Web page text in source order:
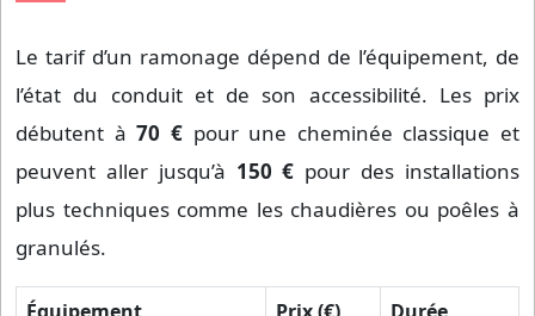
Le tarif d’un ramonage dépend de l’équipement, de
l’état du conduit et de son accessibilité. Les prix
débutent à70 €pour une cheminée classique et
peuvent aller jusqu’à 150 € pour des installations
plus techniques comme les chaudières ou poêles à
granulés.